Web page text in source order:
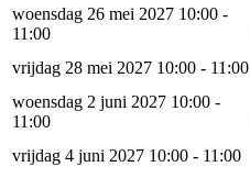
woensdag 26 mei 2027 10:00 -
11:00
vrijdag 28 mei 2027 10:00 - 11:00
woensdag 2 juni 2027 10:00 -
11:00
vrijdag 4 juni 2027 10:00 - 11:00